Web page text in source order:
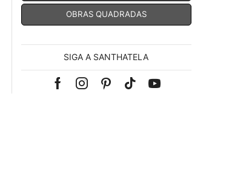
OBRAS QUADRADAS
SIGA A SANTHATELA
FacebookInstagramPinterest
Tik-Youtube